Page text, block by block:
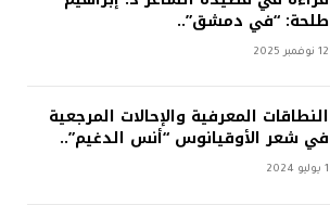
طلحة: “في دمشق”..
12 نوفمبر 2025
النطاقات المعرفية والإحالات المرجعية
في شعر الأوقيانوس “أنس الدغيم”..
1 يوليو 2024